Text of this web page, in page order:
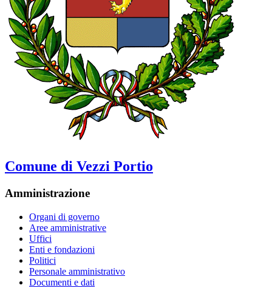
Comune di Vezzi Portio
Amministrazione
Organi di governo
Aree amministrative
Uffici
Enti e fondazioni
Politici
Personale amministrativo
Documenti e dati